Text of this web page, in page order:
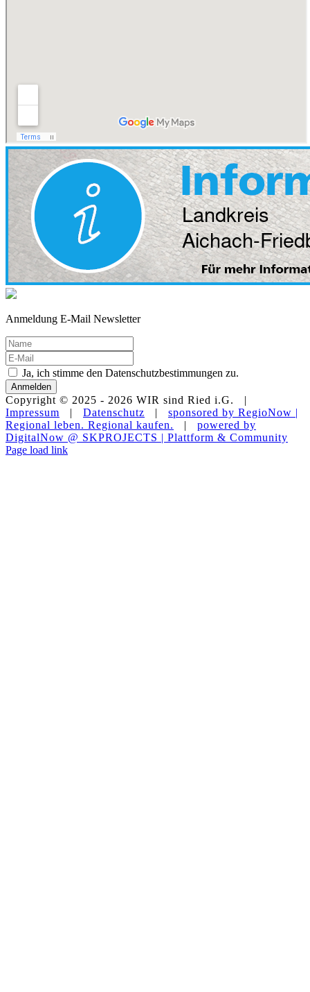
Anmeldung E-Mail Newsletter
Ja, ich stimme den Datenschutzbestimmungen zu.
Anmelden
Copyright © 2025 - 2026 WIR sind Ried i.G. |
Impressum | Datenschutz | sponsored by RegioNow |
Regional leben. Regional kaufen.
| powered by
DigitalNow @ SKPROJECTS | Plattform & Community
E-
WhatsApp
Facebook
Instagram
YouTube
Page load link